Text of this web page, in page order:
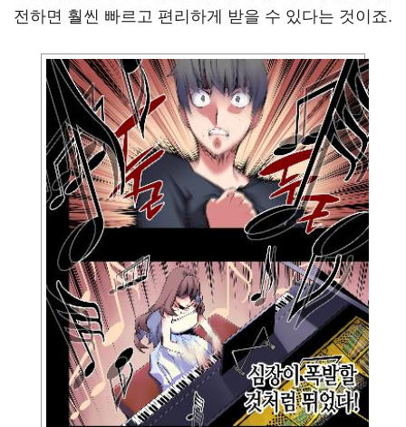
전하면 훨씬 빠르고 편리하게 받을 수 있다는 것이죠.